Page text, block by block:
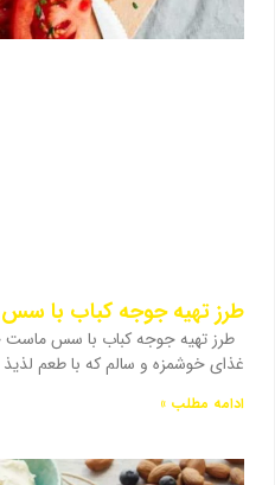
طرز تهیه جوجه کباب با
طرز تهیه جوجه کباب با سس
غذای خوشمزه و سالم که با طعم
ادامه مطلب »